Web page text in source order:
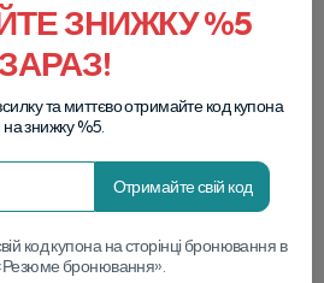
ЗНИЖКУ %5
та миттєво отримайте код купона
на знижку %5.
Отримайте свій код
код купона на сторінці бронювання в
«Резюме бронювання».